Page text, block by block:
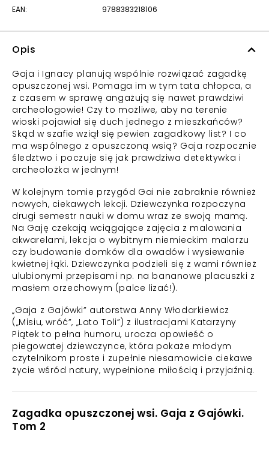
EAN: 9788383218106
Opis
Gaja i Ignacy planują wspólnie rozwiązać zagadkę
opuszczonej wsi. Pomaga im w tym tata chłopca, a
z czasem w sprawę angażują się nawet prawdziwi
archeologowie! Czy to możliwe, aby na terenie
wioski pojawiał się duch jednego z mieszkańców?
Skąd w szafie wziął się pewien zagadkowy list? I co
ma wspólnego z opuszczoną wsią? Gaja rozpocznie
śledztwo i poczuje się jak prawdziwa detektywka i
archeolożka w jednym!
W kolejnym tomie przygód Gai nie zabraknie również
nowych, ciekawych lekcji. Dziewczynka rozpoczyna
drugi semestr nauki w domu wraz ze swoją mamą.
Na Gaję czekają wciągające zajęcia z malowania
akwarelami, lekcja o wybitnym niemieckim malarzu
czy budowanie domków dla owadów i wysiewanie
kwietnej łąki. Dziewczynka podzieli się z wami również
ulubionymi przepisami np. na bananowe placuszki z
masłem orzechowym (palce lizać!).
„Gaja z Gajówki” autorstwa Anny Włodarkiewicz
(„Misiu, wróć”, „Lato Toli”) z ilustracjami Katarzyny
Piątek to pełna humoru, urocza opowieść o
piegowatej dziewczynce, która pokaże młodym
czytelnikom proste i zupełnie niesamowicie ciekawe
życie wśród natury, wypełnione miłością i przyjaźnią.
Zagadka opuszczonej wsi. Gaja z Gajówki.
Tom 2